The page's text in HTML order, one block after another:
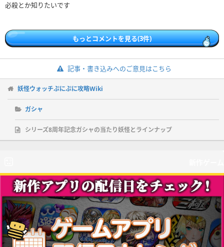
必殺とか知りたいです
もっとコメントを見る(3件)
記事・書き込みへのご意見はこちら
妖怪ウォッチぷにぷに攻略Wiki
ガシャ
シリーズ8周年記念ガシャの当たり妖怪とラインナップ